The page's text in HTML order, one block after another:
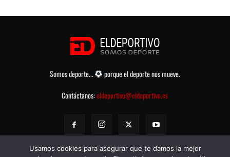
Somos deporte...
porque el deporte nos mueve.
Contáctanos:eldeportivo@eldeportivo.es
Usamos cookies para asegurar que te damos la mejor